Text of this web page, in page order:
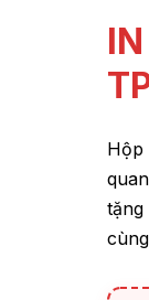
Hộp